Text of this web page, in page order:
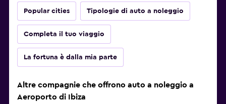
Popular cities Tipologie di auto a noleggio
Completa il tuo viaggio
La fortuna è dalla mia parte
Altre compagnie che offrono auto a noleggio a
Aeroporto di Ibiza